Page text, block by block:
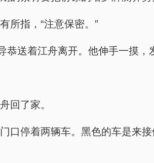
所指，“注意保密。”
恭送着江舟离开。他伸手一摸，
回了家。
口停着两辆车。黑色的车是来接